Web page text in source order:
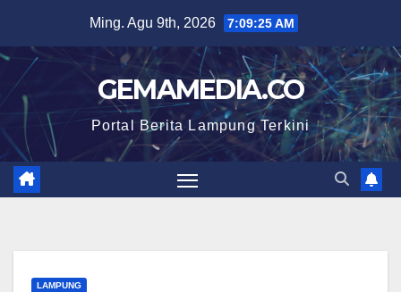
content
Ming. Agu 9th, 2026 7:09:26 AM
GEMAMEDIA.CO
Portal Berita Lampung Terkini
LAMPUNG